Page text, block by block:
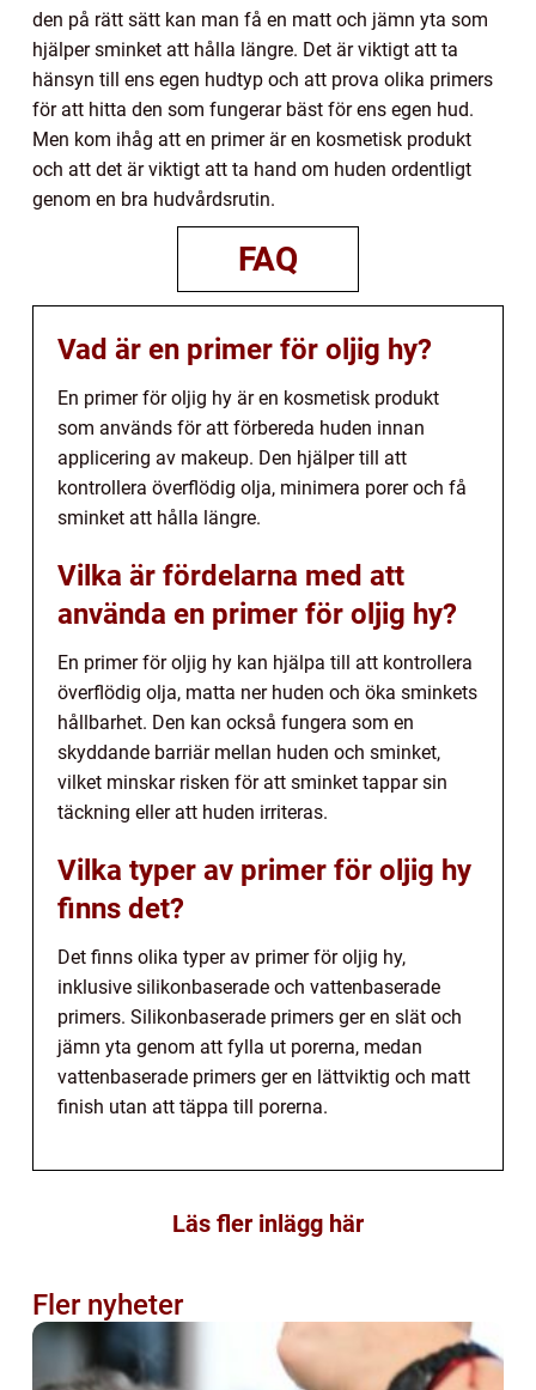
den på rätt sätt kan man få en matt och jämn yta som
hjälper sminket att hålla längre. Det är viktigt att ta
hänsyn till ens egen hudtyp och att prova olika primers
för att hitta den som fungerar bäst för ens egen hud.
Men kom ihåg att en primer är en kosmetisk produkt
och att det är viktigt att ta hand om huden ordentligt
genom en bra hudvårdsrutin.
FAQ
Vad är en primer för oljig hy?
En primer för oljig hy är en kosmetisk produkt
som används för att förbereda huden innan
applicering av makeup. Den hjälper till att
kontrollera överflödig olja, minimera porer och få
sminket att hålla längre.
Vilka är fördelarna med att
använda en primer för oljig hy?
En primer för oljig hy kan hjälpa till att kontrollera
överflödig olja, matta ner huden och öka sminkets
hållbarhet. Den kan också fungera som en
skyddande barriär mellan huden och sminket,
vilket minskar risken för att sminket tappar sin
täckning eller att huden irriteras.
Vilka typer av primer för oljig hy
finns det?
Det finns olika typer av primer för oljig hy,
inklusive silikonbaserade och vattenbaserade
primers. Silikonbaserade primers ger en slät och
jämn yta genom att fylla ut porerna, medan
vattenbaserade primers ger en lättviktig och matt
finish utan att täppa till porerna.
Läs fler inlägg här
Fler nyheter